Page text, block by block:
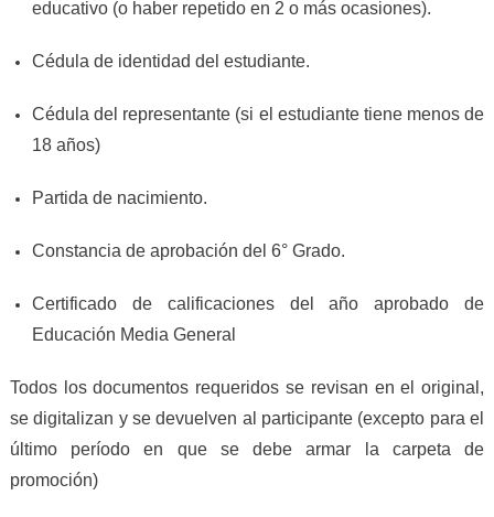
educativo (o haber repetido en 2 o más ocasiones).
Cédula de identidad del estudiante.
Cédula del representante (si el estudiante tiene menos de
18 años)
Partida de nacimiento.
Constancia de aprobación del 6° Grado.
Certificado de calificaciones del año aprobado de
Educación Media General
Todos los documentos requeridos se revisan en el original,
se digitalizan y se devuelven al participante (excepto para el
último período en que se debe armar la carpeta de
promoción)